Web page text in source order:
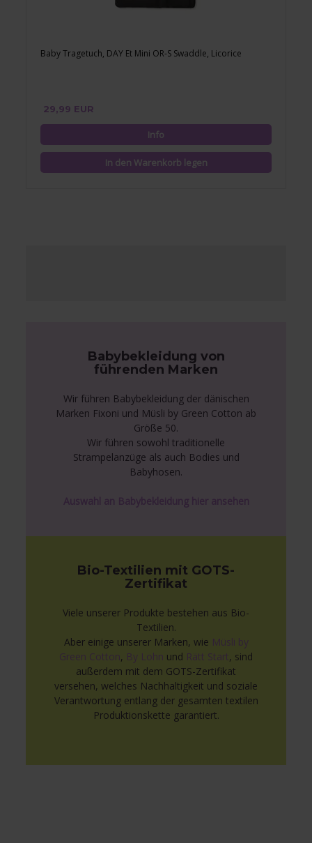
Baby Tragetuch, DAY Et Mini OR-S Swaddle, Licorice
29,99 EUR
Babybekleidung von
führenden Marken
Wir führen Babybekleidung der dänischen
Marken Fixoni und Müsli by Green Cotton ab
Größe 50.
Wir führen sowohl traditionelle
Strampelanzüge als auch Bodies und
Babyhosen.
Auswahl an Babybekleidung hier ansehen
Bio-Textilien mit GOTS-
Zertifikat
Viele unserer Produkte bestehen aus Bio-
Textilien.
Aber einige unserer Marken, wie Müsli by
Green Cotton, By Lohn und Rätt Start, sind
außerdem mit dem GOTS-Zertifikat
versehen, welches Nachhaltigkeit und soziale
Verantwortung entlang der gesamten textilen
Produktionskette garantiert.